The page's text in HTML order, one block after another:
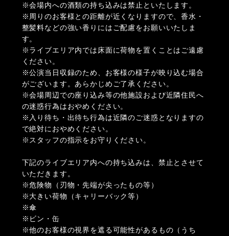
※会場内への酒類の持ち込みは禁止といたします。
※周りのお客様との距離が近くなりますので、香水・
整髪料などの強い香りにはご配慮をお願いいたしま
す。
※ライブエリア内では床面に荷物を置くことはご遠慮
ください。
※公演当日収録のため、お客様の様子が映り込む場合
がございます。あらかじめご了承ください。
※会場周辺での座り込み等の他施設および近隣住民へ
の迷惑行為はおやめください。
※入り待ち・出待ち行為は近隣のご迷惑となりますの
で絶対におやめください。
※スタッフの指示をお守りください。
下記のライブエリア内への持ち込みは、禁止とさせて
いただきます。
※危険物（刃物・先端が尖ったもの等）
※大きい荷物（キャリーバック等）
※傘
※ビン・缶
※他のお客様の視界を遮る可能性があるもの（うち